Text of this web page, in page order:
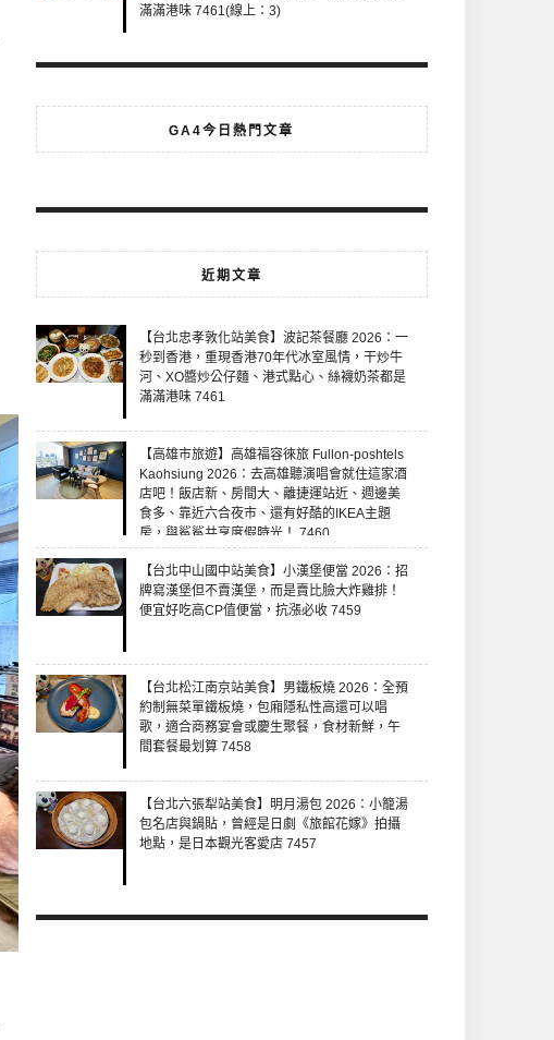
滿滿港味 7461(線上：3)
GA4今日熱門文章
近期文章
【台北忠孝敦化站美食】波記茶餐廳 2026：一
秒到香港，重現香港70年代冰室風情，干炒牛
河、XO醬炒公仔麵、港式點心、絲襪奶茶都是
滿滿港味 7461
【高雄市旅遊】高雄福容徠旅 Fullon-poshtels
Kaohsiung 2026：去高雄聽演唱會就住這家酒
店吧！飯店新、房間大、離捷運站近、週邊美
食多、靠近六合夜市、還有好酷的IKEA主題
房，與鯊鯊共享度假時光！ 7460
【台北中山國中站美食】小漢堡便當 2026：招
牌寫漢堡但不賣漢堡，而是賣比臉大炸雞排！
便宜好吃高CP值便當，抗漲必收 7459
【台北松江南京站美食】男鐵板燒 2026：全預
約制無菜單鐵板燒，包廂隱私性高還可以唱
歌，適合商務宴會或慶生聚餐，食材新鮮，午
間套餐最划算 7458
【台北六張犁站美食】明月湯包 2026：小籠湯
包名店與鍋貼，曾經是日劇《旅館花嫁》拍攝
地點，是日本觀光客愛店 7457